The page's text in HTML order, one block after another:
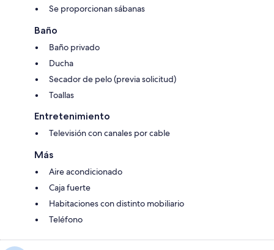
Se proporcionan sábanas
Baño
Baño privado
Ducha
Secador de pelo (previa solicitud)
Toallas
Entretenimiento
Televisión con canales por cable
Más
Aire acondicionado
Caja fuerte
Habitaciones con distinto mobiliario
Teléfono